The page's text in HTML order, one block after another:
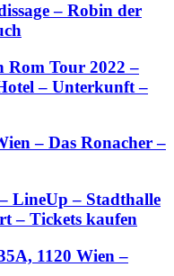
– Robin der
Rom Tour 2022 –
– Unterkunft –
– Das Ronacher –
LineUp – Stadthalle
– Tickets kaufen
1120 Wien –